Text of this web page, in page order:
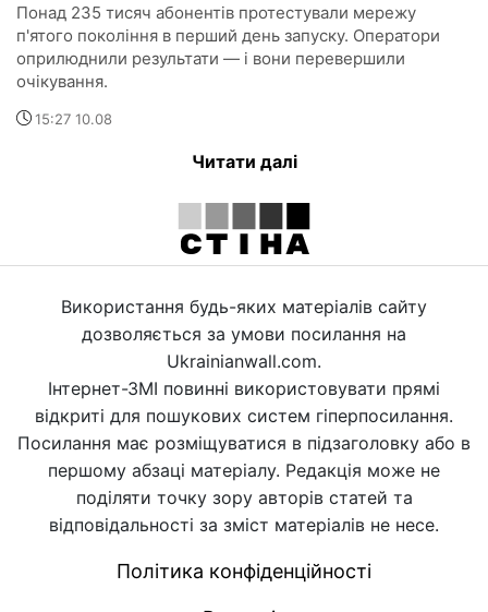
Понад 235 тисяч абонентів протестували мережу
п'ятого покоління в перший день запуску. Оператори
оприлюднили результати — і вони перевершили
очікування.
15:27 10.08
Читати далі
Використання будь-яких матеріалів сайту
дозволяється за умови посилання на
Ukrainianwall.com.
Інтернет-ЗМІ повинні використовувати прямі
відкриті для пошукових систем гіперпосилання.
Посилання має розміщуватися в підзаголовку або в
першому абзаці матеріалу. Редакція може не
поділяти точку зору авторів статей та
відповідальності за зміст матеріалів не несе.
Політика конфіденційності